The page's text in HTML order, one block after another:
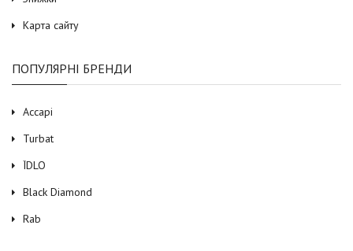
Карта сайту
ПОПУЛЯРНІ БРЕНДИ
Accapi
Turbat
ЇDLO
Black Diamond
Rab